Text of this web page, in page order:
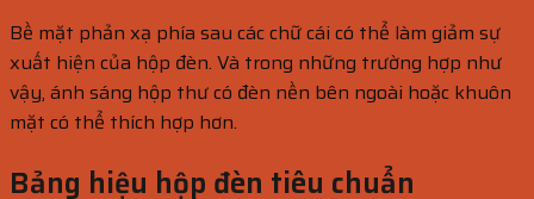
Bề mặt phản xạ phía sau các chữ cái có thể làm giảm sự
xuất hiện của hộp đèn. Và trong những trường hợp như
vậy, ánh sáng hộp thư có đèn nền bên ngoài hoặc khuôn
mặt có thể thích hợp hơn.
Bảng hiệu hộp đèn tiêu chuẩn